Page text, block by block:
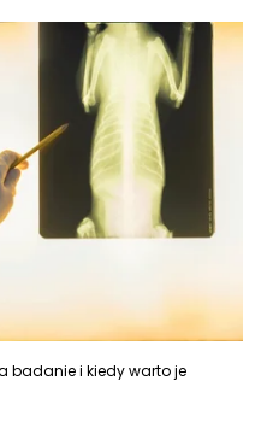
badanie i kiedy warto je